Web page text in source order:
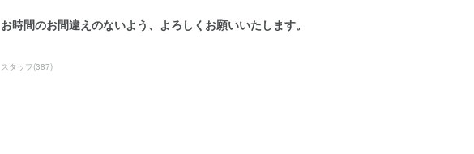
お時間のお間違えのないよう、よろしくお願いいたします。
スタッフ(387)